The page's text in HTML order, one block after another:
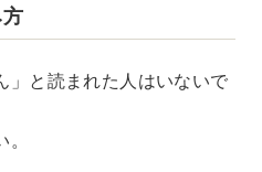
」と読まれた人はいないで